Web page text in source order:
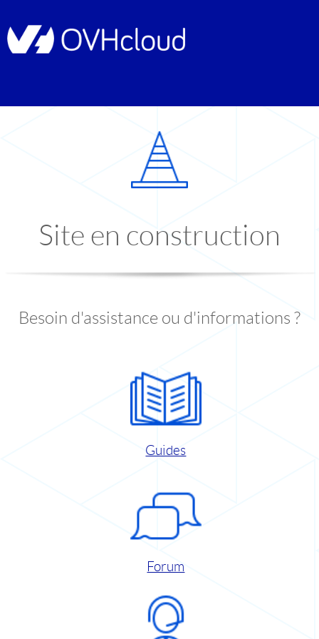
Site en construction
Besoin d'assistance ou d'informations ?
Guides
Forum